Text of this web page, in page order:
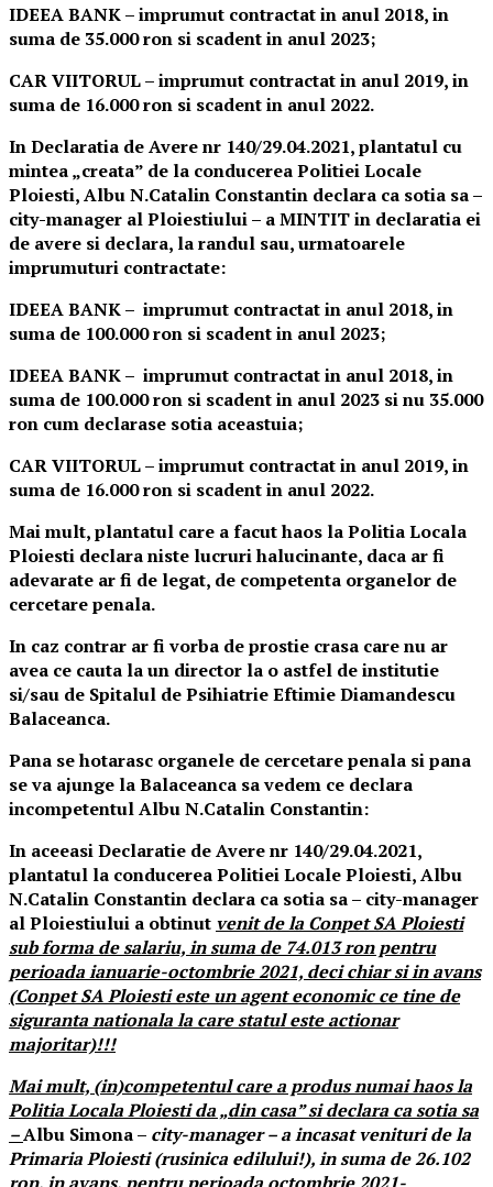
IDEEA BANK – imprumut contractat in anul 2018, in
suma de 35.000 ron si scadent in anul 2023;
CAR VIITORUL – imprumut contractat in anul 2019, in
suma de 16.000 ron si scadent in anul 2022.
In Declaratia de Avere nr 140/29.04.2021, plantatul cu
mintea „creata” de la conducerea Politiei Locale
Ploiesti, Albu N.Catalin Constantin declara ca sotia sa –
city-manager al Ploiestiului – a MINTIT in declaratia ei
de avere si declara, la randul sau, urmatoarele
imprumuturi contractate:
IDEEA BANK – imprumut contractat in anul 2018, in
suma de 100.000 ron si scadent in anul 2023;
IDEEA BANK – imprumut contractat in anul 2018, in
suma de 100.000 ron si scadent in anul 2023 si nu 35.000
ron cum declarase sotia aceastuia;
CAR VIITORUL – imprumut contractat in anul 2019, in
suma de 16.000 ron si scadent in anul 2022.
Mai mult, plantatul care a facut haos la Politia Locala
Ploiesti declara niste lucruri halucinante, daca ar fi
adevarate ar fi de legat, de competenta organelor de
cercetare penala.
In caz contrar ar fi vorba de prostie crasa care nu ar
avea ce cauta la un director la o astfel de institutie
si/sau de Spitalul de Psihiatrie Eftimie Diamandescu
Balaceanca.
Pana se hotarasc organele de cercetare penala si pana
se va ajunge la Balaceanca sa vedem ce declara
incompetentul Albu N.Catalin Constantin:
In aceeasi Declaratie de Avere nr 140/29.04.2021,
plantatul la conducerea Politiei Locale Ploiesti, Albu
N.Catalin Constantin declara ca sotia sa – city-manager
al Ploiestiului a obtinut venit de la Conpet SA Ploiesti
sub forma de salariu, in suma de 74.013 ron pentru
perioada ianuarie-octombrie 2021, deci chiar si in avans
(Conpet SA Ploiesti este un agent economic ce tine de
siguranta nationala la care statul este actionar
majoritar)!!!
Mai mult, (in)competentul care a produs numai haos la
Politia Locala Ploiesti da „din casa” si declara ca sotia sa
–Albu Simona – city-manager – a incasat venituri de la
Primaria Ploiesti (rusinica edilului!), in suma de 26.102